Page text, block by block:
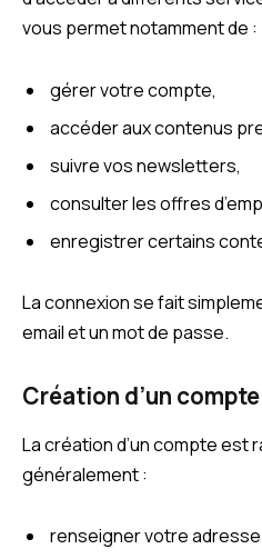
vous permet notamment de :
gérer votre compte,
accéder aux contenus
suivre vos newsletters,
consulter les offres
enregistrer certains
La connexion se fait
email et un mot de passe.
Création d’un
La création d’un compte est
généralement :
renseigner votre adresse